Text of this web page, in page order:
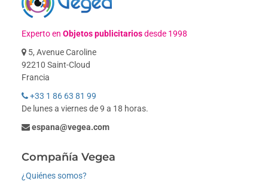
Experto enObjetos publicitariosdesde 1998
5, Avenue Caroline
92210 Saint-Cloud
Francia
+33 1 86 63 81 99
De lunes a viernes de 9 a 18 horas.
espana@vegea.com
Compañía Vegea
¿Quiénes somos?